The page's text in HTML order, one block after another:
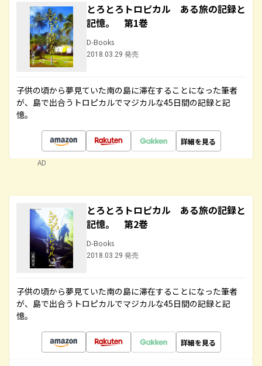
とろとろトロピカル ある旅の記録と
記憶。 第1巻
D-Books
2018.03.29 発売
子供の頃から夢見ていた南の島に滞在することになった筆者
が、島で出合うトロピカルでマジカルな45日間の記録と記
憶。
詳細を見る
AD
とろとろトロピカル ある旅の記録と
記憶。 第2巻
D-Books
2018.03.29 発売
子供の頃から夢見ていた南の島に滞在することになった筆者
が、島で出合うトロピカルでマジカルな45日間の記録と記
憶。
詳細を見る